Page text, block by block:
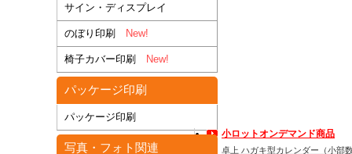
サイン・ディスプレイ
のぼり印刷 New!
椅子カバー印刷 New!
パッケージ印刷
パッケージ印刷
写真・フォト関連
小ロットオンデマンド商品
卓上 ハガキ型カレンダー（小部